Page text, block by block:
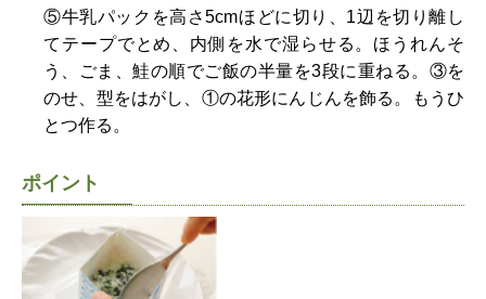
⑤牛乳パックを高さ5cmほどに切り、1辺を切り離し
てテープでとめ、内側を水で湿らせる。ほうれんそ
う、ごま、鮭の順でご飯の半量を3段に重ねる。③を
のせ、型をはがし、①の花形にんじんを飾る。もうひ
とつ作る。
ポイント